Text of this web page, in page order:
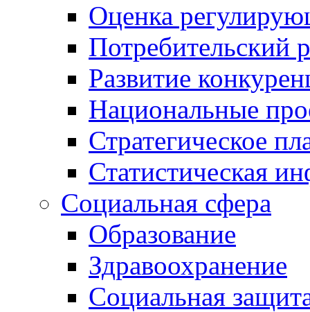
Оценка
Потребительский
Развитие
Национальные
Стратегическое
Статистическая
Социальная сфера
Образование
Здравоохранение
Социальная